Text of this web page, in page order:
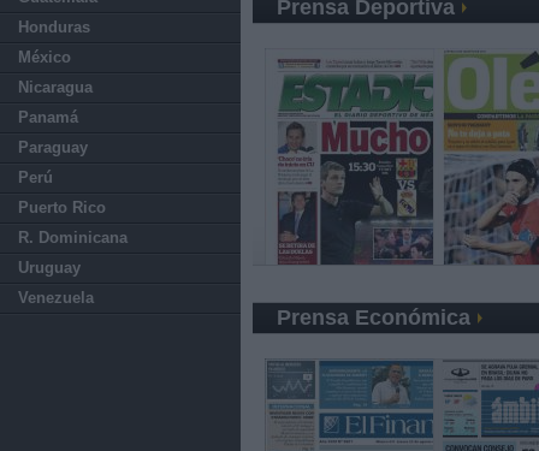
Honduras
México
Nicaragua
Panamá
Paraguay
Perú
Puerto Rico
R. Dominicana
Uruguay
Venezuela
Prensa Deportiva
Prensa Económica